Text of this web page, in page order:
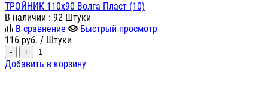
ТРОЙНИК 110х90 Волга Пласт (10)
В наличии : 92 Штуки
В сравнение
Быстрый просмотр
116 руб. / Штуки
- +
Добавить в корзину